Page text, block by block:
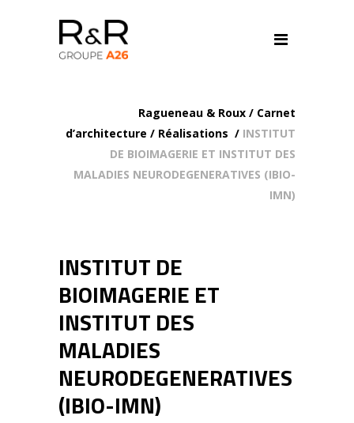
Ragueneau & Roux / Carnet
d’architecture / Réalisations / INSTITUT
DE BIOIMAGERIE ET INSTITUT DES
MALADIES NEURODEGENERATIVES (IBIO-
IMN)
INSTITUT DE
BIOIMAGERIE ET
INSTITUT DES
MALADIES
NEURODEGENERATIVES
(IBIO-IMN)